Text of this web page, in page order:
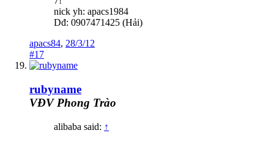
nick yh: apacs1984
Dđ: 0907471425 (Hải)
apacs84, 28/3/12
#17
rubyname
VĐV Phong Trào
alibaba said: ↑